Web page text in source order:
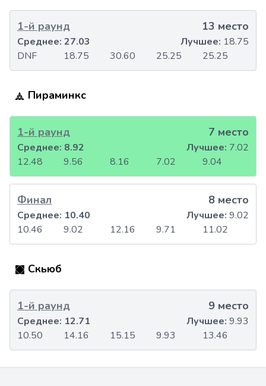
1-й раунд 13 место
DNF 18.75 30.60 25.25 25.25
Среднее: 27.03 Лучшее: 18.75
Пираминкс
1-й раунд 7 место
12.48 9.56 8.16 7.02 9.04
Среднее: 8.92 Лучшее: 7.02
Финал 8 место
10.46 9.02 12.16 9.71 11.02
Среднее: 10.40 Лучшее: 9.02
Скьюб
1-й раунд 9 место
10.50 14.16 15.15 9.93 13.46
Среднее: 12.71 Лучшее: 9.93